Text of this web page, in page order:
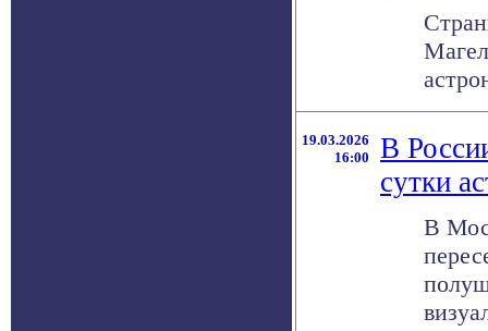
19.03.2026
16:00
В
сутки
В